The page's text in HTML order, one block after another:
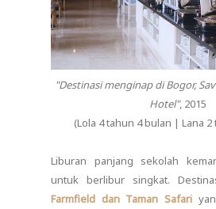
"Destinasi menginap di Bogor,
Hotel", 2015
(Lola 4 tahun 4 bulan | Lana
Liburan panjang sekolah
untuk berlibur singkat.
Farmfield dan Taman Safari